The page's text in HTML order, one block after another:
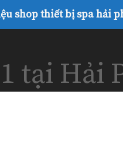
shop thiết bị spa hải
tại Hải